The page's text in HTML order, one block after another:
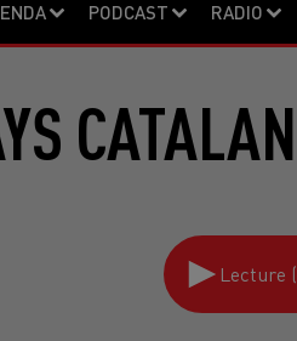
PODCAST RADIO
Lecture